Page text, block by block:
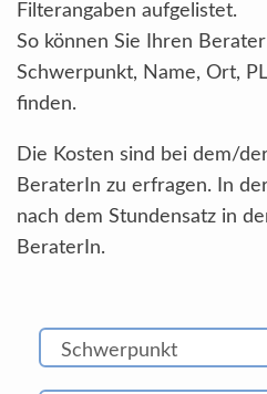
Filterangaben aufgelistet.
So können Sie Ihren
Schwerpunkt, Name, Ort,
finden.
Die Kosten sind bei dem/
BeraterIn zu erfragen. In
nach dem Stundensatz in
BeraterIn.